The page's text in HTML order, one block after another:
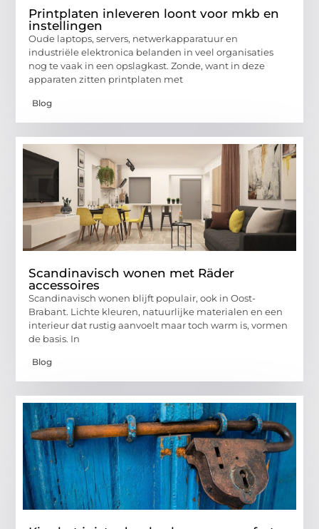
Printplaten inleveren loont voor mkb en
instellingen
Oude laptops, servers, netwerkapparatuur en
industriële elektronica belanden in veel organisaties
nog te vaak in een opslagkast. Zonde, want in deze
apparaten zitten printplaten met
Blog
Scandinavisch wonen met Räder
accessoires
Scandinavisch wonen blijft populair, ook in Oost-
Brabant. Lichte kleuren, natuurlijke materialen en een
interieur dat rustig aanvoelt maar toch warm is, vormen
de basis. In
Blog